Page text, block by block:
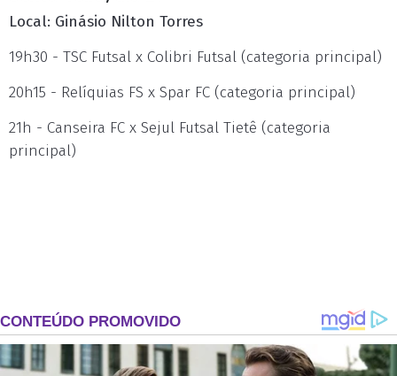
Local: Ginásio Nilton Torres
19h30 - TSC Futsal x Colibri Futsal (categoria principal)
20h15 - Relíquias FS x Spar FC (categoria principal)
21h - Canseira FC x Sejul Futsal Tietê (categoria
principal)